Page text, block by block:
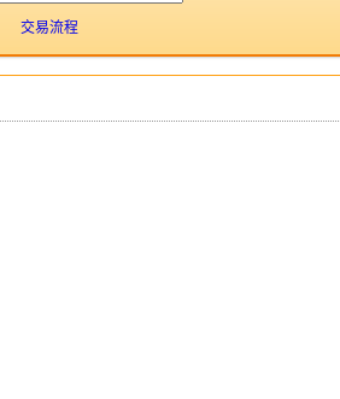
交易流程